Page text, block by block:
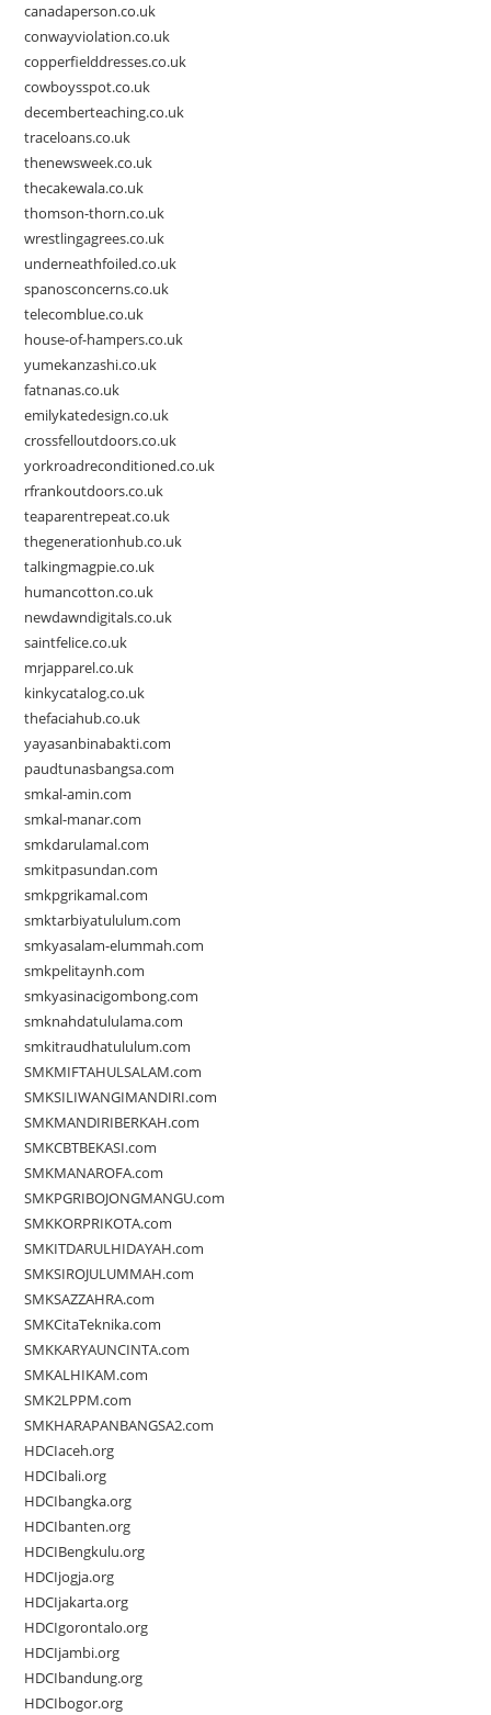
canadaperson.co.uk
conwayviolation.co.uk
copperfielddresses.co.uk
cowboysspot.co.uk
decemberteaching.co.uk
traceloans.co.uk
thenewsweek.co.uk
thecakewala.co.uk
thomson-thorn.co.uk
wrestlingagrees.co.uk
underneathfoiled.co.uk
spanosconcerns.co.uk
telecomblue.co.uk
house-of-hampers.co.uk
yumekanzashi.co.uk
fatnanas.co.uk
emilykatedesign.co.uk
crossfelloutdoors.co.uk
yorkroadreconditioned.co.uk
rfrankoutdoors.co.uk
teaparentrepeat.co.uk
thegenerationhub.co.uk
talkingmagpie.co.uk
humancotton.co.uk
newdawndigitals.co.uk
saintfelice.co.uk
mrjapparel.co.uk
kinkycatalog.co.uk
thefaciahub.co.uk
yayasanbinabakti.com
paudtunasbangsa.com
smkal-amin.com
smkal-manar.com
smkdarulamal.com
smkitpasundan.com
smkpgrikamal.com
smktarbiyatululum.com
smkyasalam-elummah.com
smkpelitaynh.com
smkyasinacigombong.com
smknahdatululama.com
smkitraudhatululum.com
SMKMIFTAHULSALAM.com
SMKSILIWANGIMANDIRI.com
SMKMANDIRIBERKAH.com
SMKCBTBEKASI.com
SMKMANAROFA.com
SMKPGRIBOJONGMANGU.com
SMKKORPRIKOTA.com
SMKITDARULHIDAYAH.com
SMKSIROJULUMMAH.com
SMKSAZZAHRA.com
SMKCitaTeknika.com
SMKKARYAUNCINTA.com
SMKALHIKAM.com
SMK2LPPM.com
SMKHARAPANBANGSA2.com
HDCIaceh.org
HDCIbali.org
HDCIbangka.org
HDCIbanten.org
HDCIBengkulu.org
HDCIjogja.org
HDCIjakarta.org
HDCIgorontalo.org
HDCIjambi.org
HDCIbandung.org
HDCIbogor.org